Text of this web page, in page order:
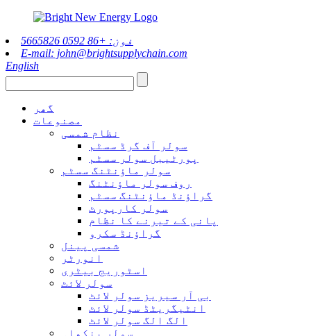
فون: +86 0592 5665826
E-mail: john@brightsupplychain.com
English
گھر
مصنوعات
نظام شمسی
سولر آف گرڈ سسٹم
پورٹیبل سولر سسٹم
سولر ماؤنٹنگ سسٹم
روف سولر ماؤنٹنگ
گراؤنڈ ماؤنٹنگ سسٹم
سولر کارپورٹ
پانی کے تیرنے کا نظام
گراؤنڈ سکرو
شمسی پینل
انورٹر
اسٹوریج بیٹری
سولر لائٹ
بی آر سیریز سولر لائٹ
انٹیگریٹڈ سولر لائٹ
الگ الگ سولر لائٹ
سولر پنکھا۔